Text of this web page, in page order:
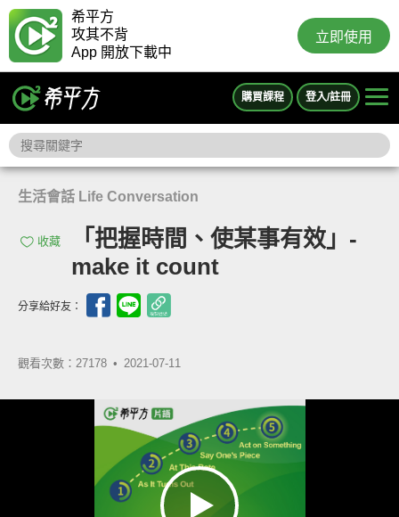
希平方
攻其不背
App 開放下載中
立即使用
購買課程 登入/註冊
生活會話 Life Conversation
收藏
「把握時間、使某事有效」-
make it count
分享給好友：
觀看次數：27178 • 2021-07-11